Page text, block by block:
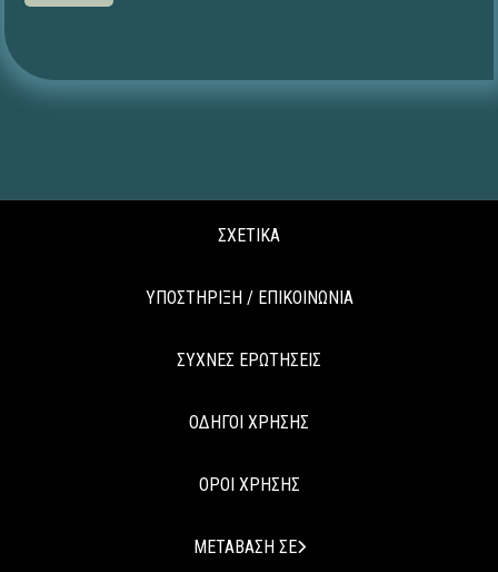
ΣΧΕΤΙΚΑ
ΥΠΟΣΤΗΡΙΞΗ / ΕΠΙΚΟΙΝΩΝΙΑ
ΣΥΧΝΕΣ ΕΡΩΤΗΣΕΙΣ
ΟΔΗΓΟΙ ΧΡΗΣΗΣ
ΟΡΟΙ ΧΡΗΣΗΣ
ΜΕΤΑΒΑΣΗ ΣΕ